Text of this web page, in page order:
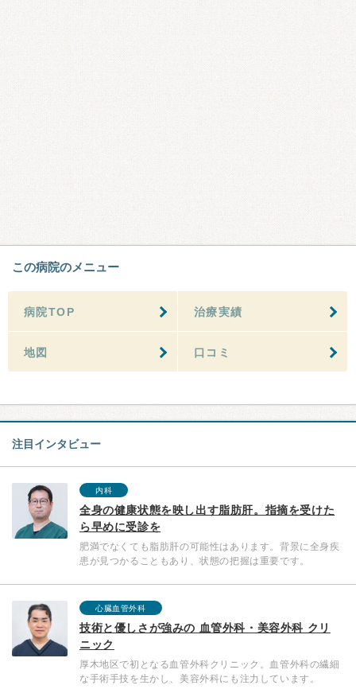
この病院のメニュー
病院TOP 治療実績
地図 口コミ
注目インタビュー
内科
全身の健康状態を映し出す脂肪肝。指摘を受けた
ら早めに受診を
肥満でなくても脂肪肝の可能性はあります。背景に全身疾
患が見つかることもあり、状態の把握は重要です。
心臓血管外科
技術と優しさが強みの 血管外科・美容外科 クリ
ニック
厚木地区で初となる血管外科クリニック。血管外科の繊細
な手術手技を生かし、美容外科にも注力しています。